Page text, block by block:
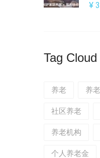
¥
Tag Cloud
养老 养
社区养老
养老机构
个人养老金